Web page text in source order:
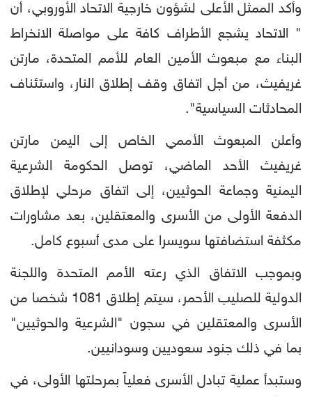
وأكد الممثل الأعلى لشؤون خارجية الاتحاد الأوروبي، أن
" الاتحاد يشجع الأطراف كافة على مواصلة الانخراط
البناء مع مبعوث الأمين العام للأمم المتحدة، مارتن
غريفيث، من أجل اتفاق وقف إطلاق النار، واستئناف
المحادثات السياسية".
وأعلن المبعوث الأممي الخاص إلى اليمن مارتن
غريفيث الأحد الماضي، توصل الحكومة الشرعية
اليمنية وجماعة الحوثيين، إلى اتفاق مرحلي لإطلاق
الدفعة الأولى من الأسرى والمعتقلين، بعد مشاورات
مكثفة استضافتها سويسرا على مدى أسبوع كامل.
وبموجب الاتفاق الذي رعته الأمم المتحدة واللجنة
الدولية للصليب الأحمر، سيتم إطلاق 1081 شخصا من
الأسرى والمعتقلين في سجون "الشرعية والحوثيين"
بما في ذلك جنود سعوديين وسودانيين.
وستبدأ عملية تبادل الأسرى فعلياً بمرحلتها الأولى، في